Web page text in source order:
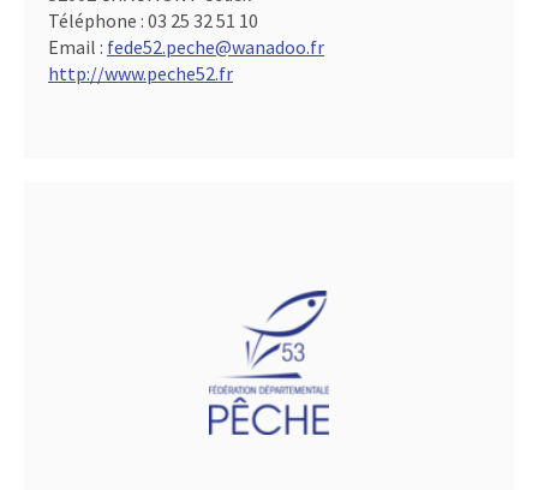
Téléphone : 03 25 32 51 10
Email : fede52.peche@wanadoo.fr
http://www.peche52.fr